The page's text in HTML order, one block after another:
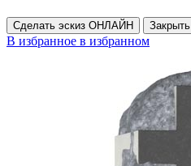
Сделать эскиз ОНЛАЙН
В избранное в избранном